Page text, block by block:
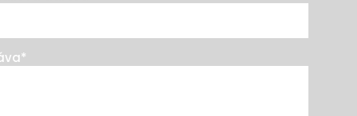
*